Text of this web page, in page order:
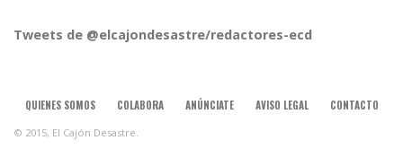
Tweets de @elcajondesastre/redactores-ecd
QUIENES SOMOS COLABORA ANÚNCIATE AVISO LEGAL CONTACTO
© 2015, El Cajón Desastre.